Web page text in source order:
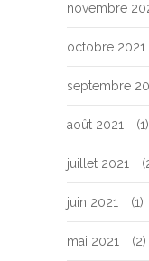
novembre
octobre 2021
septembre
août 2021 (1)
juillet 2021
juin 2021 (1)
mai 2021 (2)